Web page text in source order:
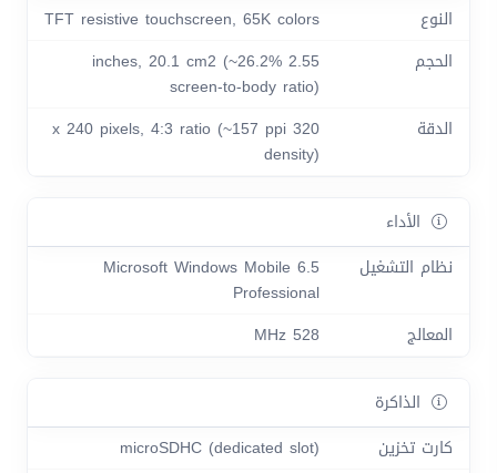
النوع
TFT resistive touchscreen, 65K colors
الحجم
2.55 inches, 20.1 cm2 (~26.2%
screen-to-body ratio)
الدقة
320 x 240 pixels, 4:3 ratio (~157 ppi
density)
الأداء
نظام التشغيل
Microsoft Windows Mobile 6.5
Professional
المعالج
528 MHz
الذاكرة
كارت تخزين
microSDHC (dedicated slot)